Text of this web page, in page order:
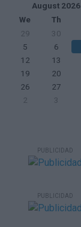
August 2026
We Th
29 30
5 6
12 13
19 20
26 27
2 3